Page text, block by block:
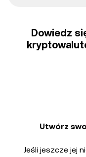
Dowiedz
Utwórz
Jeśli jeszcze jej